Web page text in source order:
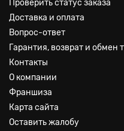
Проверить статус заказа
Доставка и оплата
Вопрос-ответ
Гарантия, возврат и обмен
Контакты
О компании
Франшиза
Карта сайта
Оставить жалобу